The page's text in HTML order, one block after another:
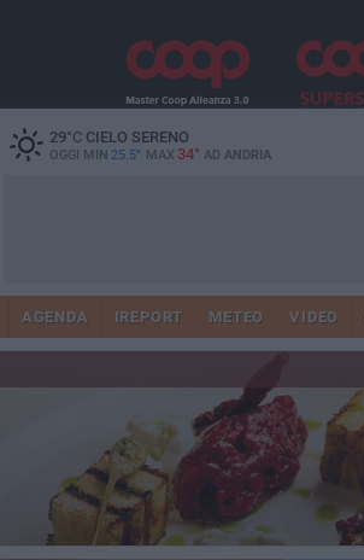
29°CCIELO SERENO
OGGI MIN 25.5° MAX 34° AD ANDRIA
AGENDA IREPORT METEO VIDEO